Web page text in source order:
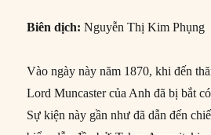
Biên dịch: Nguyễn Thị Kim Phụng
Vào ngày này năm 1870, khi đến
Lord Muncaster của Anh đã bị bắt
Sự kiện này gần như đã dẫn đến